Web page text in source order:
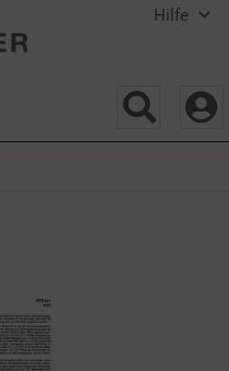
Hilfe